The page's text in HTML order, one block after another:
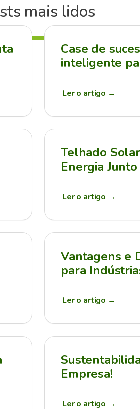
mais lidos
Case de
inteligente
Ler o artigo →
Telhado
Energia
Ler o artigo →
Vantagens e
para
Ler o artigo →
Empresa!
Ler o artigo →